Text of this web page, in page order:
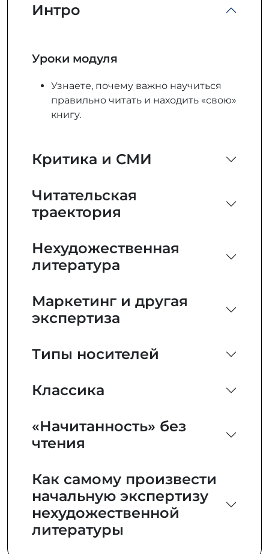
Интро
Уроки модуля
Узнаете, почему важно научиться
правильно читать и находить «свою»
книгу.
Критика и СМИ
Читательская
траектория
Нехудожественная
литература
Маркетинг и другая
экспертиза
Типы носителей
Классика
«Начитанность» без
чтения
Как самому произвести
начальную экспертизу
нехудожественной
литературы